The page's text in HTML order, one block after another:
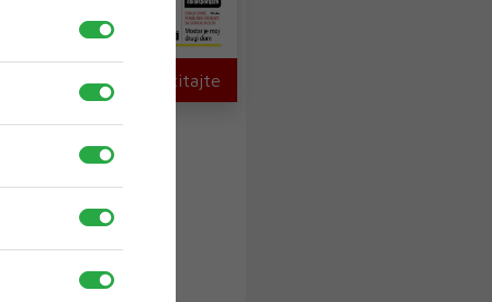
U novom broju pročitajte